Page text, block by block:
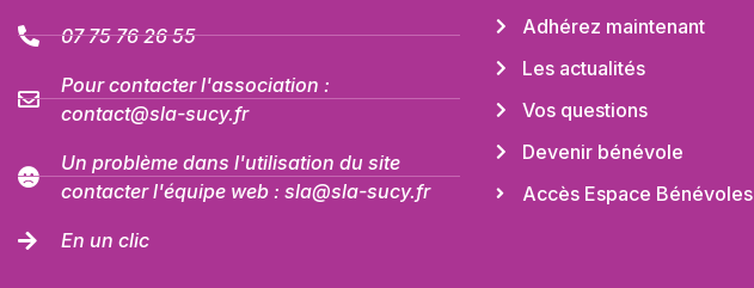
07 75 76 26 55
Pour contacter l'association :
contact@sla-sucy.fr
Un problème dans l'utilisation du site
contacter l'équipe web : sla@sla-sucy.fr
En un clic
Adhérez maintenant
Les actualités
Vos questions
Devenir bénévole
Accès Espace Bénévoles